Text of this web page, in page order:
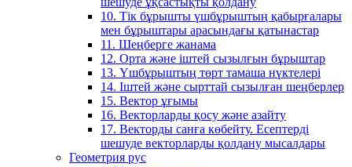
10. Тік бұрышты үшбұрыштың қабырғалары
мен бұрыштары арасындағы қатынастар
11. Шеңберге жанама
12. Орта және іштей сызылғын бұрыштар
13. Үшбұрыштың төрт тамаша нүктелері
14. Іштей және сырттай сызылған шеңберлер
15. Вектор ұғымы
16. Векторларды қосу және азайту
17. Векторды санға көбейту. Есептерді
шешуде векторларды қолдану мысалдары
Геометрия рус